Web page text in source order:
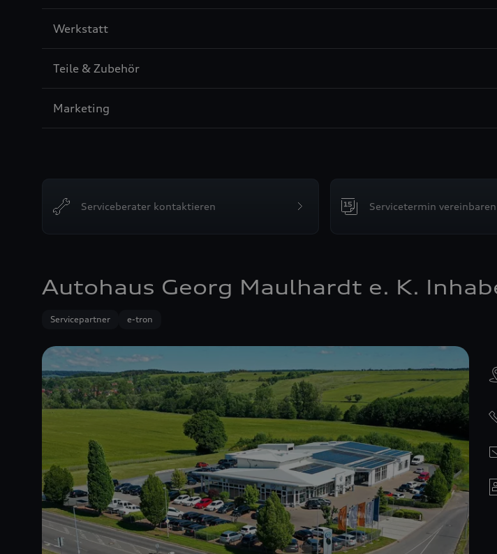
WerkstattSección
Teile & ZubehörSección
Marketing
Serviceberater kontaktieren Servicetermin vereinbaren
Autohaus Georg Maulhardt e. K.
Servicepartner e-tron